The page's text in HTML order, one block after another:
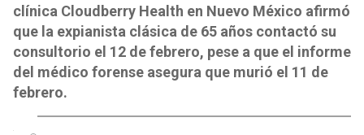
clínica Cloudberry Health en Nuevo México afirmó
que la expianista clásica de 65 años contactó su
consultorio el 12 de febrero, pese a que el informe
del médico forense asegura que murió el 11 de
febrero.